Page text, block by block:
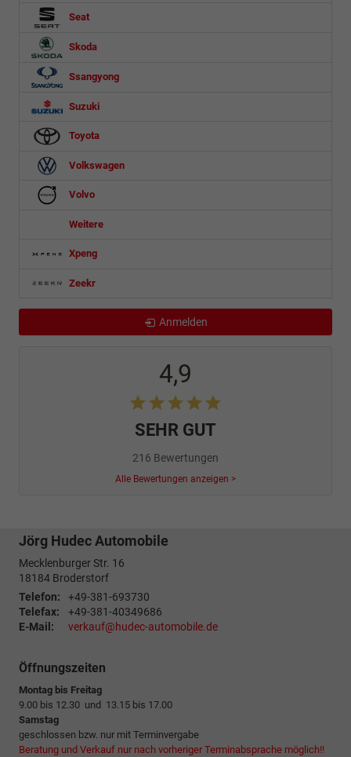
Seat
Skoda
Ssangyong
Suzuki
Toyota
Volkswagen
Volvo
Weitere
Xpeng
Zeekr
Anmelden
4,9
SEHR GUT
216 Bewertungen
Alle Bewertungen anzeigen >
Jörg Hudec Automobile
Mecklenburger Str. 16
18184 Broderstorf
Telefon:
+49-381-693730
Telefax:
+49-381-40349686
E-Mail:
verkauf@hudec-automobile.de
Öffnungszeiten
Montag bis Freitag
9.00 bis 12.30 und 13.15 bis 17.00
Samstag
geschlossen bzw. nur mit Terminvergabe
Beratung und Verkauf nur nach vorheriger Terminabsprache möglich!!